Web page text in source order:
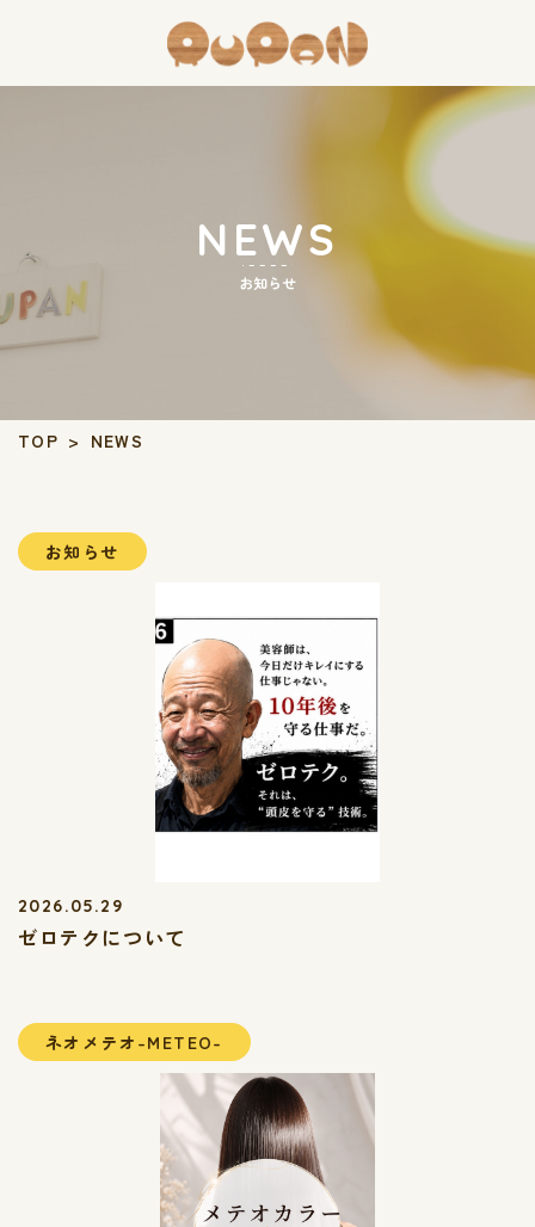
NEWS
お知らせ
TOP > NEWS
お知らせ
2026.05.29
ゼロテクについて
ネオメテオ-METEO-